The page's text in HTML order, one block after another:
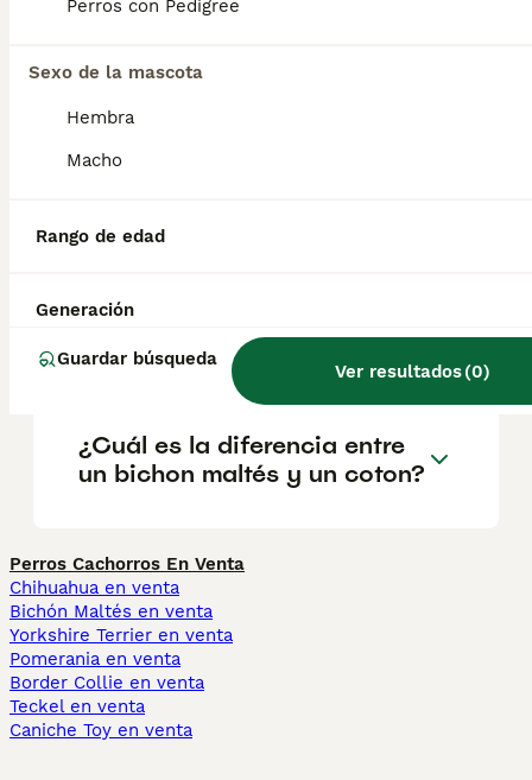
Perros con Pedigree
Sexo de la mascota
Hembra
Macho
Rango de edad
Generación
Guardar búsqueda
Ver resultados(0)
Informarse bien y comparar opciones antes
decisión.
mucho?
¿Cómo son los cotones de
tulear?
¿Cuál es la diferencia entre
un bichon maltés y un coton?
Perros Cachorros En Venta
Chihuahua en venta
Bichón Maltés en venta
Yorkshire Terrier en venta
Pomerania en venta
Border Collie en venta
Teckel en venta
Caniche Toy en venta